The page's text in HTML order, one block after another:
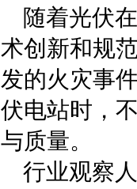
随着光伏
术创新和规
发的火灾事
伏电站时，
与质量。
行业观察